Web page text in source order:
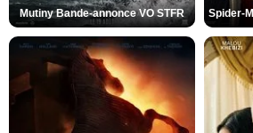
Mutiny Bande-annonce VO STFR